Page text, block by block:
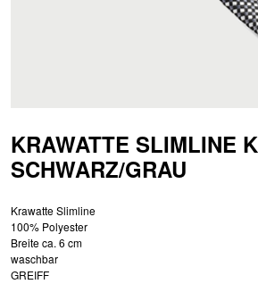
KRAWATTE SLIMLINE
SCHWARZ/GRAU
Krawatte Slimline
100% Polyester
Breite ca. 6 cm
waschbar
GREIFF